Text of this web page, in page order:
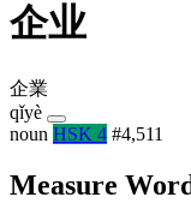
企业
企業
qǐyè
noun HSK 4 #4,511
Measure